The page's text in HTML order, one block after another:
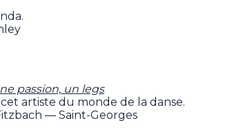
passion, un legs
artiste du monde de la danse.
— Saint-Georges